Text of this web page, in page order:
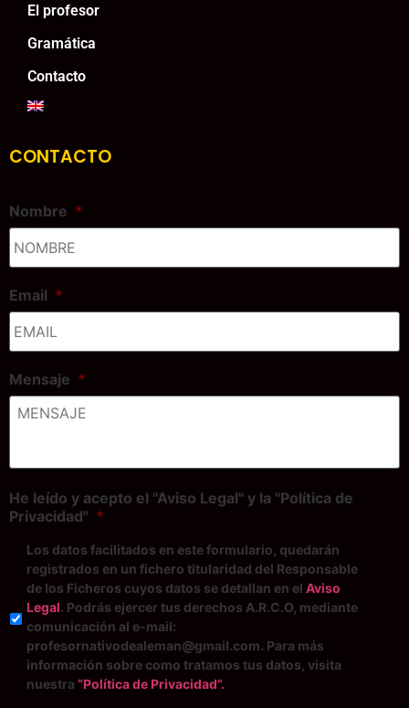
El profesor
Gramática
Contacto
CONTACTO
Nombre *
Email *
Mensaje *
He leído y acepto el "Aviso Legal" y la "Política de
Privacidad" *
Los datos facilitados en este formulario, quedarán
registrados en un fichero titularidad del Responsable
de los Ficheros cuyos datos se detallan en el Aviso
Legal. Podrás ejercer tus derechos A.R.C.O, mediante
comunicación al e-mail:
profesornativodealeman@gmail.com. Para más
información sobre como tratamos tus datos, visita
nuestra “Política de Privacidad”.